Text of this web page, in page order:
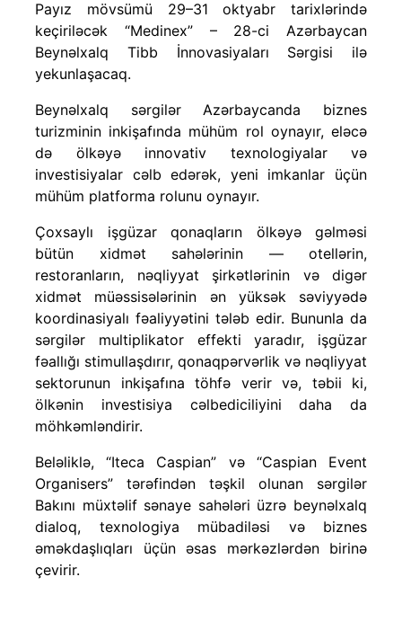
Payız mövsümü 29–31 oktyabr tarixlərində
keçiriləcək “Medinex” – 28-ci Azərbaycan
Beynəlxalq Tibb İnnovasiyaları Sərgisi ilə
yekunlaşacaq.
Beynəlxalq sərgilər Azərbaycanda biznes
turizminin inkişafında mühüm rol oynayır, eləcə
də ölkəyə innovativ texnologiyalar və
investisiyalar cəlb edərək, yeni imkanlar üçün
mühüm platforma rolunu oynayır.
Çoxsaylı işgüzar qonaqların ölkəyə gəlməsi
bütün xidmət sahələrinin — otellərin,
restoranların, nəqliyyat şirkətlərinin və digər
xidmət müəssisələrinin ən yüksək səviyyədə
koordinasiyalı fəaliyyətini tələb edir. Bununla da
sərgilər multiplikator effekti yaradır, işgüzar
fəallığı stimullaşdırır, qonaqpərvərlik və nəqliyyat
sektorunun inkişafına töhfə verir və, təbii ki,
ölkənin investisiya cəlbediciliyini daha da
möhkəmləndirir.
Beləliklə, “Iteca Caspian” və “Caspian Event
Organisers” tərəfindən təşkil olunan sərgilər
Bakını müxtəlif sənaye sahələri üzrə beynəlxalq
dialoq, texnologiya mübadiləsi və biznes
əməkdaşlıqları üçün əsas mərkəzlərdən birinə
çevirir.